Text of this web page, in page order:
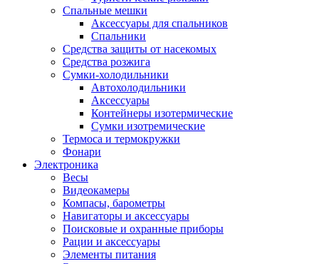
Спальные мешки
Аксессуары для спальников
Спальники
Средства защиты от насекомых
Средства розжига
Сумки-холодильники
Автохолодильники
Аксессуары
Контейнеры изотермические
Сумки изотремические
Термоса и термокружки
Фонари
Электроника
Весы
Видеокамеры
Компасы, барометры
Навигаторы и аксессуары
Поисковые и охранные приборы
Рации и аксессуары
Элементы питания